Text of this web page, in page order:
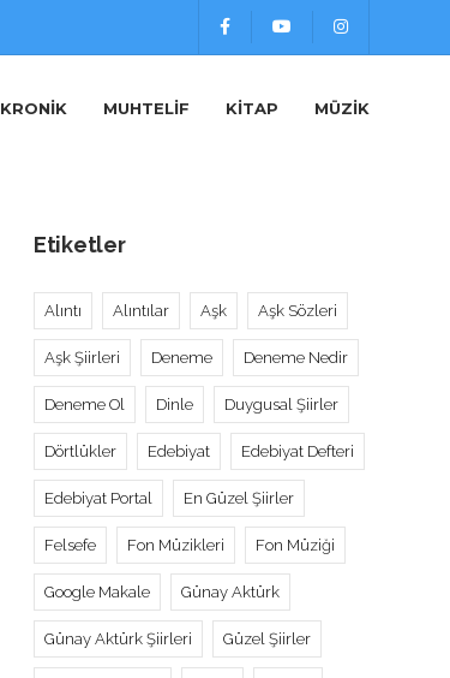
KRONIK MUHTELIF KITAP MÜZIK
Etiketler
Alıntı Alıntılar Aşk Aşk Sözleri
Aşk Şiirleri Deneme Deneme Nedir
Deneme Ol Dinle Duygusal Şiirler
Dörtlükler Edebiyat Edebiyat Defteri
Edebiyat Portal En Güzel Şiirler
Felsefe Fon Müzikleri Fon Müziği
Google Makale Günay Aktürk
Günay Aktürk Şiirleri Güzel Şiirler